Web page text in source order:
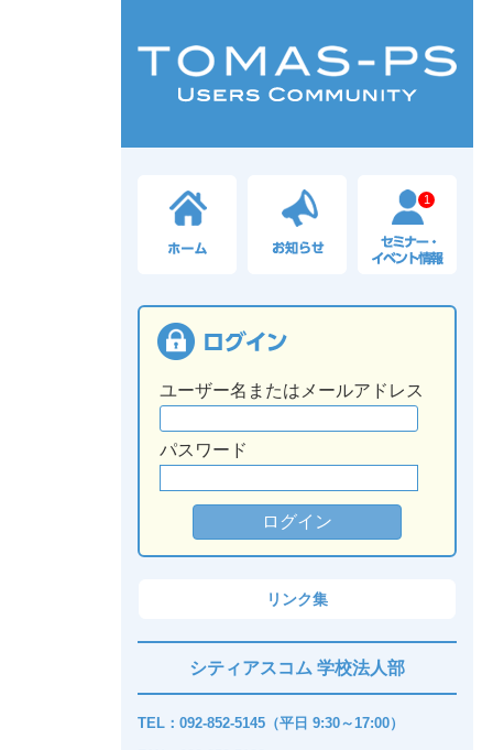
1
ユーザー名またはメールアドレス
パスワード
リンク集
シティアスコム 学校法人部
TEL：092-852-5145（平日 9:30～17:00）